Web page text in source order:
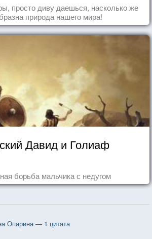
просто диву даешься, насколько же
природа нашего мира!
Давид и Голиаф
борьба мальчика с недугом
Опарина — 1 цитата